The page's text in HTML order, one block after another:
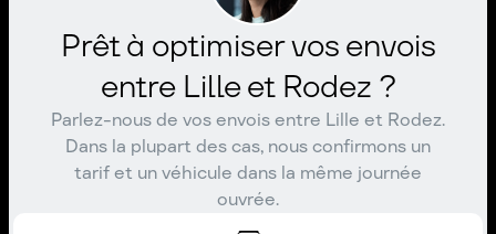
Prêt à optimiser vos envois
entre Lille et Rodez ?
Parlez-nous de vos envois entre Lille et Rodez.
Dans la plupart des cas, nous confirmons un
tarif et un véhicule dans la même journée
ouvrée.